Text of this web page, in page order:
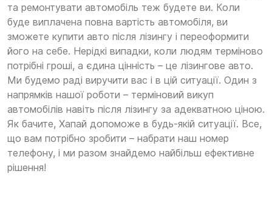
та ремонтувати автомобіль теж будете ви. Коли
буде виплачена повна вартість автомобіля, ви
зможете купити авто після лізингу і переоформити
його на себе. Нерідкі випадки, коли людям терміново
потрібні гроші, а єдина цінність – це лізингове авто.
Ми будемо раді виручити вас і в цій ситуації. Один з
напрямків нашої роботи – терміновий викуп
автомобілів навіть після лізингу за адекватною ціною.
Як бачите, Хапай допоможе в будь-якій ситуації. Все,
що вам потрібно зробити – набрати наш номер
телефону, і ми разом знайдемо найбільш ефективне
рішення!